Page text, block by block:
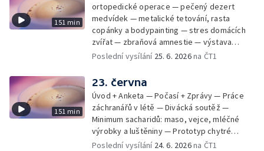
151 min
ortopedické operace — pečený dezert
medvídek — metalické tetování, rasta
copánky a bodypainting — stres domácích
zvířat — zbraňová amnestie — výstava
mikrofotografií rostlin — fenomenální
Poslední vysílání 25. 6. 2026na ČT1
151 min
23. června
Úvod + Anketa — Počasí + Zprávy — Práce
záchranářů v létě — Divácká soutěž —
Minimum sacharidů: maso, vejce, mléčné
výrobky a luštěniny — Prototyp chytré
vložky do bot pro běžce — Anketa +
Poslední vysílání 24. 6. 2026na ČT1